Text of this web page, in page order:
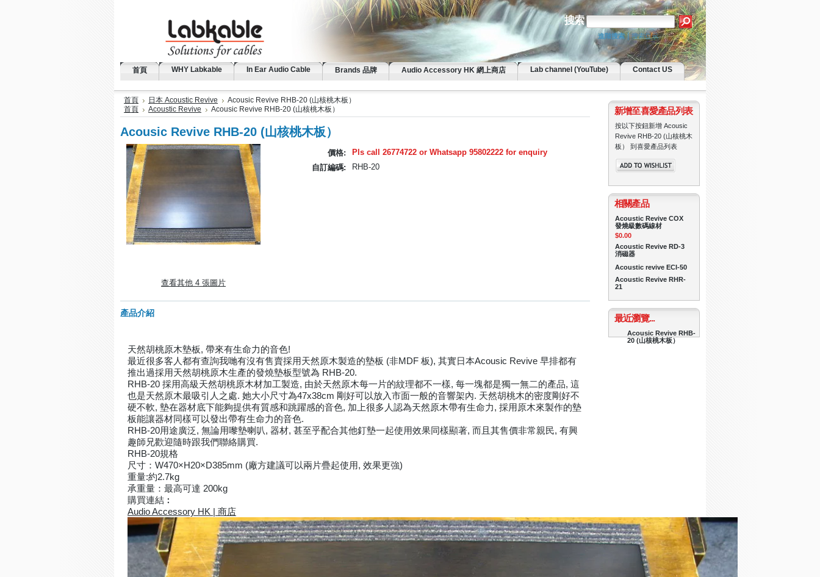
搜索
進階搜索|搜索提示
首頁 WHY Labkable In Ear Audio Cable Brands 品牌 Audio Accessory HK 網上商店 Lab channel (YouTube) Contact US
首頁 日本 Acoustic Revive
Acousic Revive RHB-20 (山核桃木板）
首頁
Acoustic Revive Acousic Revive RHB-20 (山核桃木板）
Acousic Revive RHB-20 (山核桃木板）
查看其他 4 張圖片
價格:
Pls call 26774722 or Whatsapp 95802222 for enquiry
自訂編碼:
RHB-20
產品介紹
天然胡桃原木墊板, 帶來有生命力的音色!
最近很多客人都有查詢我哋有沒有售賣採用天然原木製造的墊板 (非MDF 板), 其實日本Acousic Revive 早排都有
推出過採用天然胡桃原木生產的發燒墊板型號為 RHB-20.
RHB-20 採用高級天然胡桃原木材加工製造, 由於天然原木每一片的紋理都不一樣, 每一塊都是獨一無二的產品, 這
也是天然原木最吸引人之處. 她大小尺寸為47x38cm 剛好可以放入市面一般的音響架內. 天然胡桃木的密度剛好不
硬不軟, 墊在器材底下能夠提供有質感和跳躍感的音色, 加上很多人認為天然原木帶有生命力, 採用原木來製作的墊
板能讓器材同樣可以發出帶有生命力的音色.
RHB-20用途廣泛, 無論用嚟墊喇叭, 器材, 甚至乎配合其他釘墊一起使用效果同樣顯著, 而且其售價非常親民, 有興
趣師兄歡迎隨時跟我們聯絡購買.
RHB-20規格
尺寸：W470×H20×D385mm (廠方建議可以兩片疊起使用, 效果更強)
重量:約2.7kg
承重量：最高可達 200kg
購買連結︰
Audio Accessory HK | 商店
新增至喜愛產品列表
按以下按鈕新增 Acousic
Revive RHB-20 (山核桃木
板） 到喜愛產品列表
相關產品
Acoustic Revive COX
發燒級數碼線材
$0.00
Acoustic Revive RD-3
消磁器
Acoustic revive ECI-50
Acoustic Revive RHR-
21
最近瀏覽...
Acousic Revive RHB-
20 (山核桃木板）